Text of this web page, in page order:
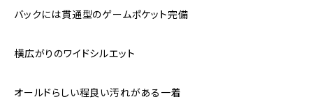
バックには貫通型のゲームポケット完備
横広がりのワイドシルエット
オールドらしい程良い汚れがある一着